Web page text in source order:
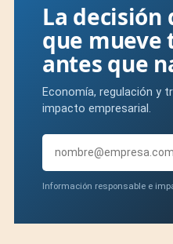
La decisión
que mueve
antes que
Economía, regulación y
impacto empresarial.
Información responsable e